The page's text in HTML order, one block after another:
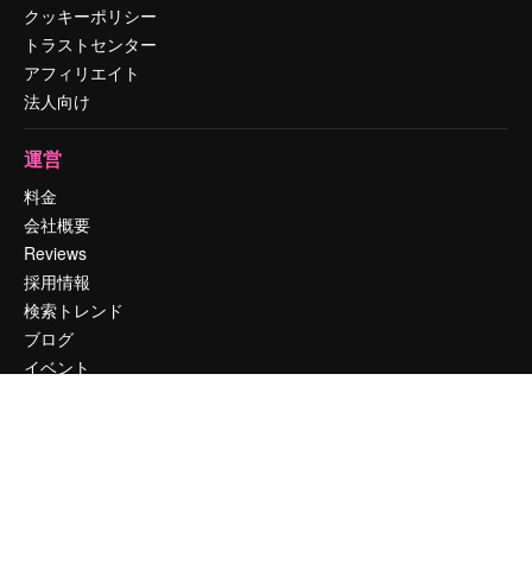
クッキーポリシー
トラストセンター
アフィリエイト
法人向け
運営
料金
会社概要
Reviews
採用情報
検索トレンド
ブログ
イベント